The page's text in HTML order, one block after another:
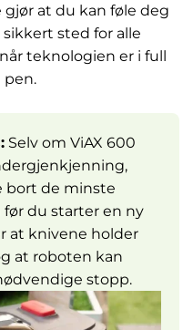
at du kan føle deg
sted for alle
teknologien er i full
pen.
Selv om ViAX 600
bort de minste
du starter en ny
at knivene holder
at roboten kan
stopp.